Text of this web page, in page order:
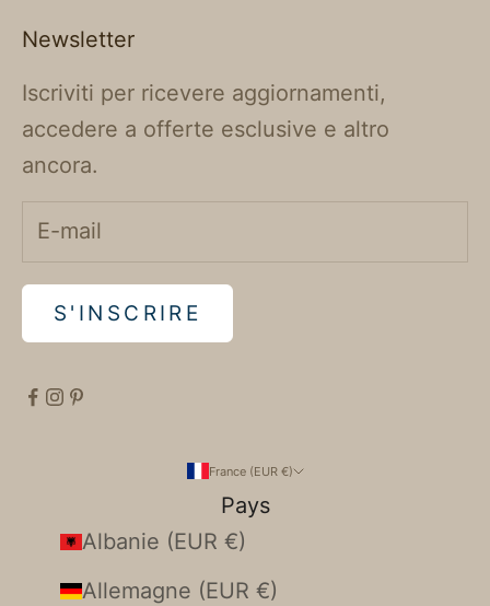
Newsletter
Iscriviti per ricevere aggiornamenti,
accedere a offerte esclusive e altro
ancora.
S'INSCRIRE
France (EUR €)
Pays
Albanie (EUR €)
Allemagne (EUR €)